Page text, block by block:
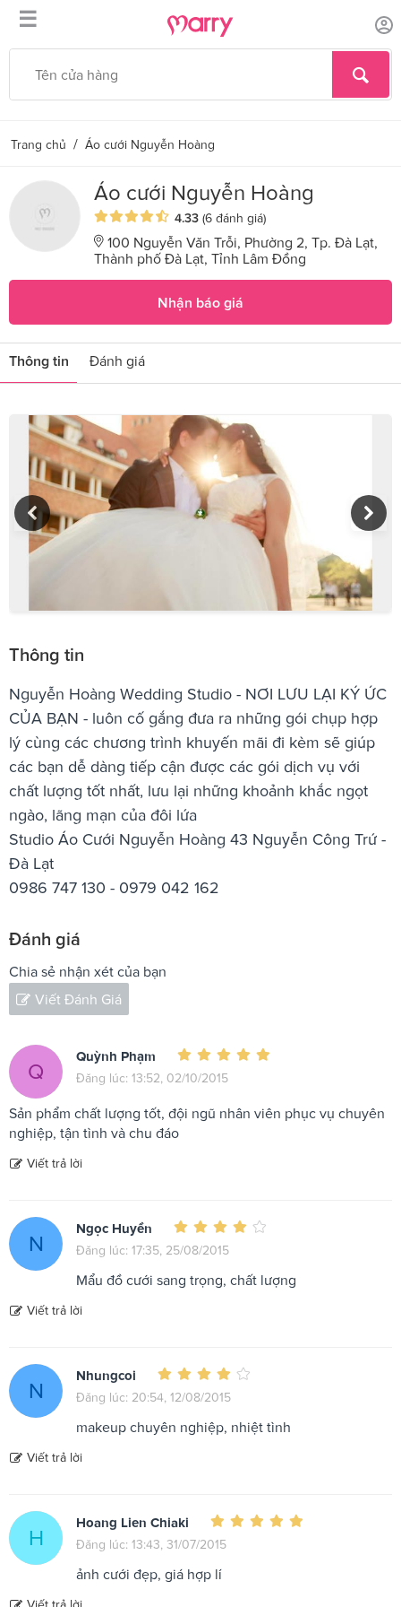
☰
Trang chủ / Áo cưới Nguyễn Hoàng
Áo cưới Nguyễn Hoàng
4.33 (6 đánh giá)
100 Nguyễn Văn Trỗi, Phường 2, Tp. Đà Lạt,
Thành phố Đà Lạt, Tỉnh Lâm Đồng
Nhận báo giá
Thông tin Đánh giá
Thông tin
Nguyễn Hoàng Wedding Studio - NƠI LƯU LẠI KÝ ỨC
CỦA BẠN - luôn cố gắng đưa ra những gói chụp hợp
lý cùng các chương trình khuyến mãi đi kèm sẽ giúp
các bạn dễ dàng tiếp cận được các gói dịch vụ với
chất lượng tốt nhất, lưu lại những khoảnh khắc ngọt
ngào, lãng mạn của đôi lứa
Studio Áo Cưới Nguyễn Hoàng 43 Nguyễn Công Trứ -
Đà Lạt
0986 747 130 - 0979 042 162
Đánh giá
Chia sẻ nhận xét của bạn
Viết Đánh Giá
Q
Quỳnh Phạm
Đăng lúc: 13:52, 02/10/2015
Sản phẩm chất lượng tốt, đội ngũ nhân viên phục vụ chuyên
nghiệp, tận tình và chu đáo
Viết trả lời
N
Ngọc Huyền
Đăng lúc: 17:35, 25/08/2015
Mẩu đồ cưới sang trọng, chất lượng
Viết trả lời
N
Nhungcoi
Đăng lúc: 20:54, 12/08/2015
makeup chuyên nghiệp, nhiệt tình
Viết trả lời
H
Hoang Lien Chiaki
Đăng lúc: 13:43, 31/07/2015
ảnh cưới đẹp, giá hợp lí